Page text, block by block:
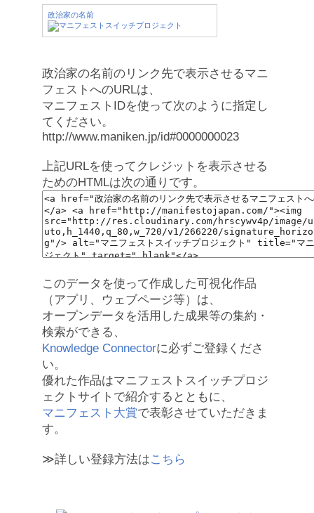
政治家の名前
政治家の名前のリンク先で表示させるマニ
フェストへのURLは、
マニフェストIDを使って次のように指定し
てください。
http://www.maniken.jp/id#0000000023
上記URLを使ってクレジットを表示させる
ためのHTMLは次の通りです。
このデータを使って作成した可視化作品
（アプリ、ウェブページ等）は、
オープンデータを活用した成果等の集約・
検索ができる、
Knowledge Connectorに必ずご登録くださ
い。
優れた作品はマニフェストスイッチプロジ
ェクトサイトで紹介するとともに、
マニフェスト大賞で表彰させていただきま
す。
≫詳しい登録方法はこちら